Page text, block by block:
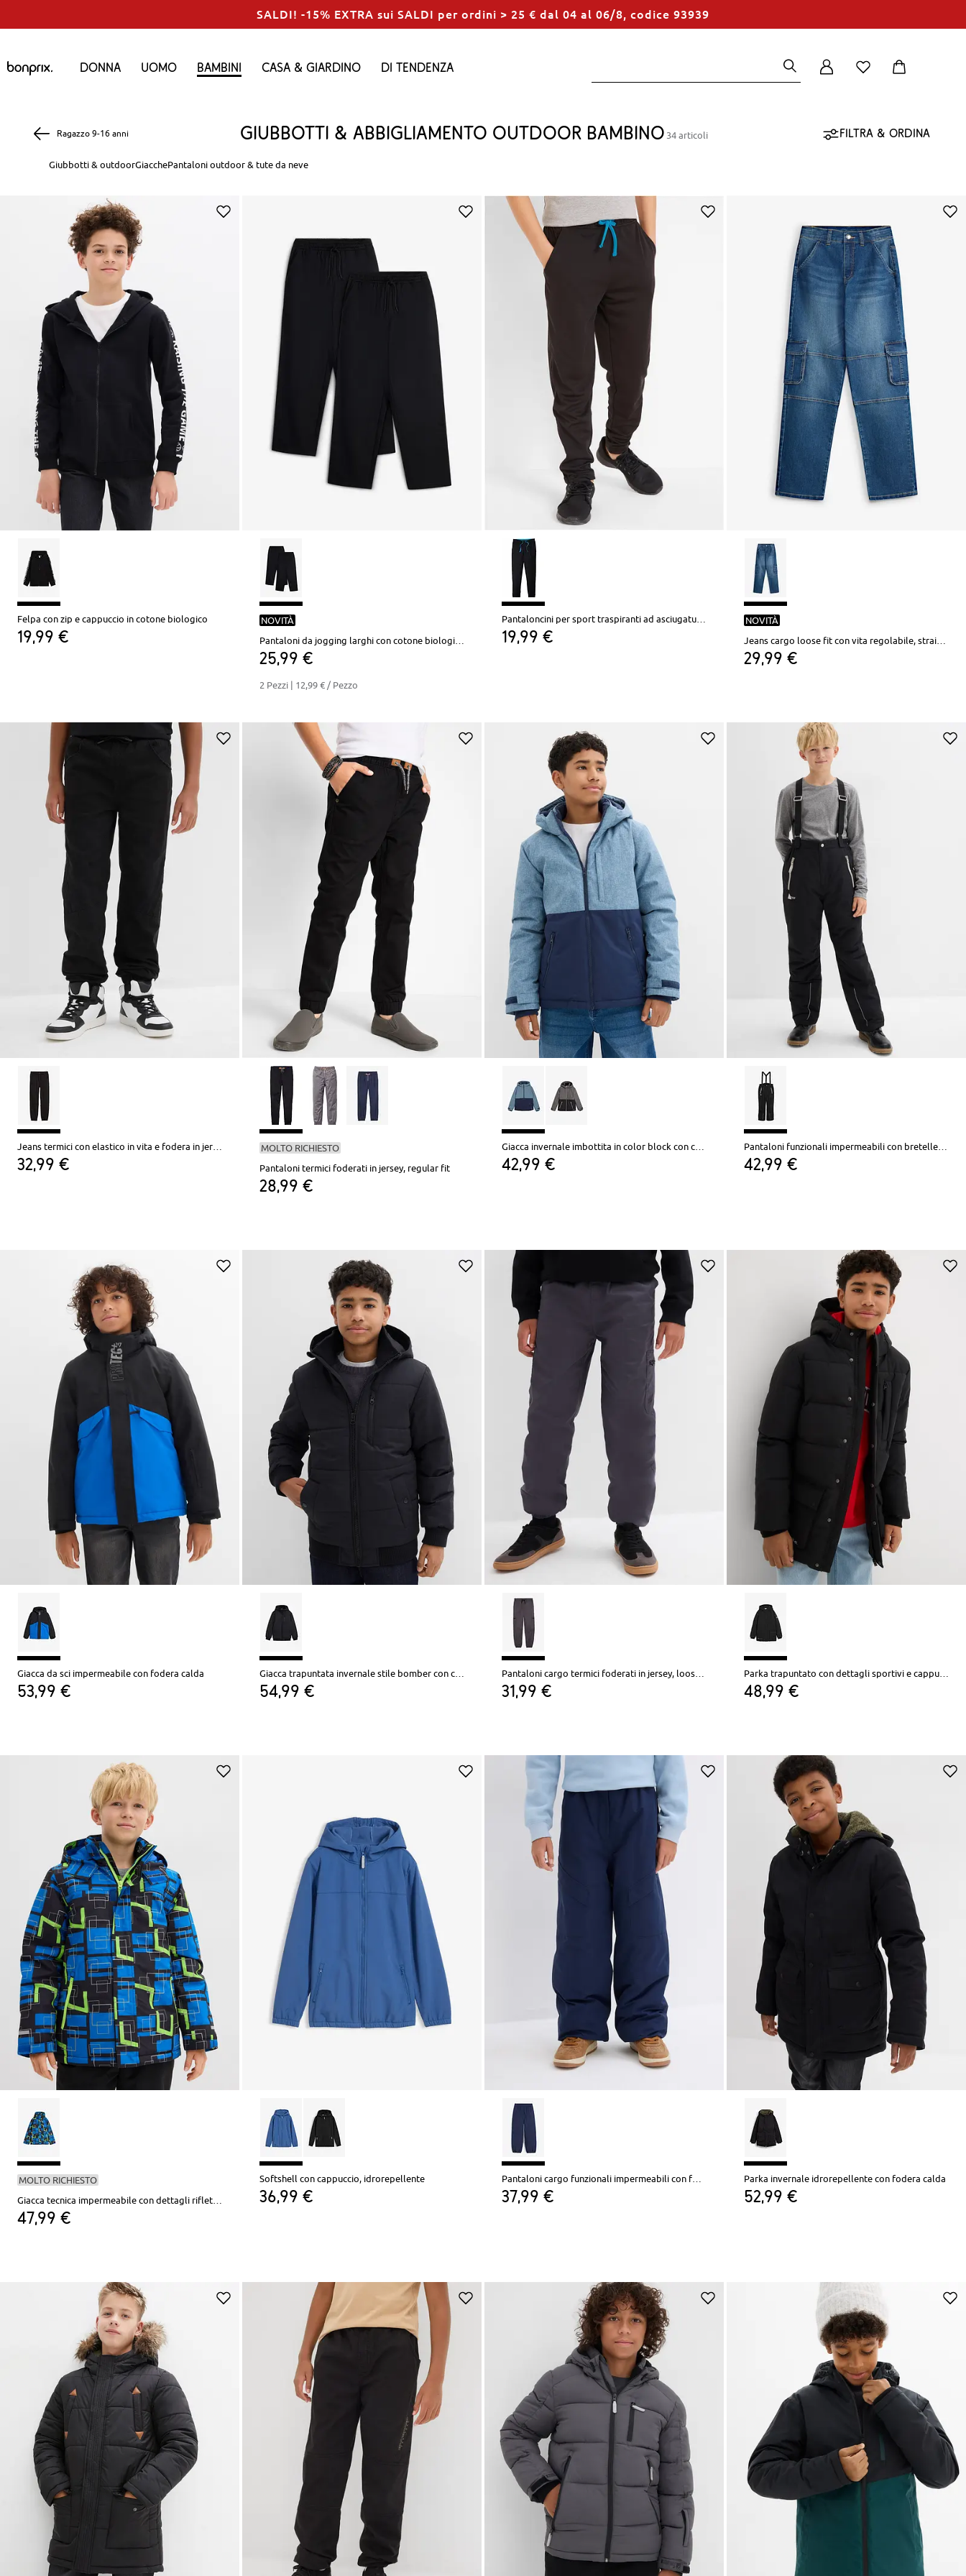
SALDI! -15% EXTRA sui SALDI per ordini > 25 € dal 04 al 06/8, codice 93939
Donna Uomo Bambini Casa & Giardino Di tendenza
Ragazzo 9-16 anni Giubbotti & abbigliamento outdoor bambino 34 articoli Filtra & ordina
Giubbotti & outdoorGiacchePantaloni outdoor & tute da neve
Felpa con zip e cappuccio in cotone biologico
19,99 €
NOVITÀ
Pantaloni da jogging larghi con cotone biologico morbido (pacco da 2)
25,99 €
2 Pezzi | 12,99 €/ Pezzo
Pantaloncini per sport traspiranti ad asciugatura rapida
19,99 €
NOVITÀ
Jeans cargo loose fit con vita regolabile, straight
29,99 €
32,99 €
MOLTO RICHIESTO
Pantaloni termici foderati in jersey, regular fit
28,99 €
42,99 € 42,99 €
Giacca da sci impermeabile con fodera calda
53,99 € 54,99 € 31,99 € 48,99 €
MOLTO RICHIESTO
Giacca tecnica impermeabile con dettagli riflettenti
47,99 €
Softshell con cappuccio, idrorepellente
36,99 €
Pantaloni cargo funzionali impermeabili con fodera calda
37,99 €
Parka invernale idrorepellente con fodera calda
52,99 €